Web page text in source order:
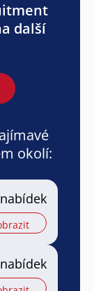
další
okolí: